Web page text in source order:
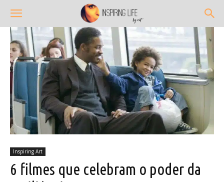
Inspiring Art
6 filmes que celebram o poder da